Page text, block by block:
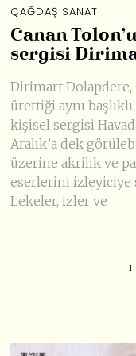
ÇAĞDAŞ SANAT
Canan
sergisi
Dirimart Dolapdere,
ürettiği aynı
kişisel sergisi
Aralık’a dek
üzerine akrilik ve
eserlerini izleyiciye
Lekeler, izler ve
1